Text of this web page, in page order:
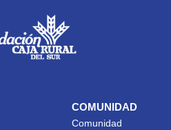
COMUNIDAD
Comunidad